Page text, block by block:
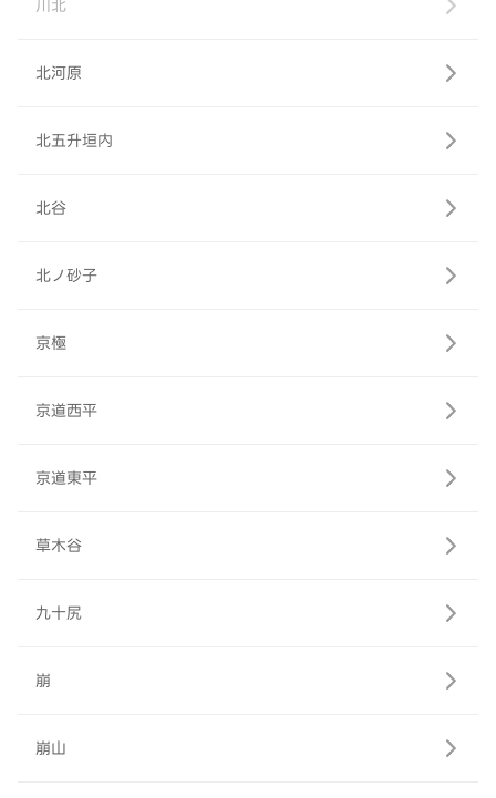
川北
北河原
北五升垣内
北谷
北ノ砂子
京極
京道西平
京道東平
草木谷
九十尻
崩
崩山